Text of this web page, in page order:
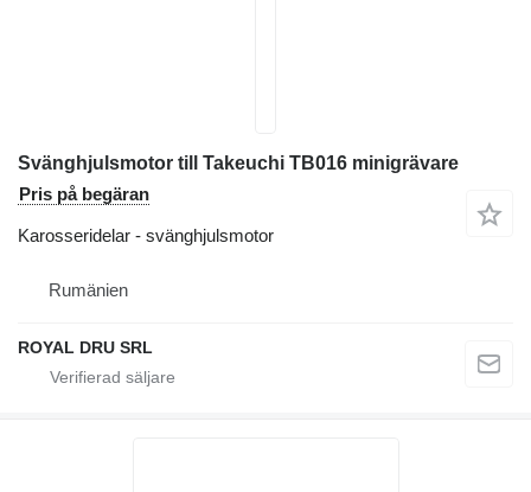
Svänghjulsmotor till Takeuchi TB016 minigrävare
Pris på begäran
Karosseridelar - svänghjulsmotor
Rumänien
ROYAL DRU SRL